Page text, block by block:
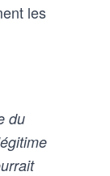
les
du